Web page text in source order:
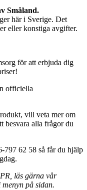
Småland.
här i Sverige. Det
eller konstiga avgifter.
för att erbjuda dig
officiella
vill veta mer om
besvara alla frågor du
797 62 58 så får du hjälp
läs gärna vår
på sidan.